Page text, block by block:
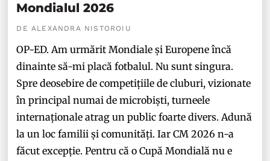
Mondialul 2026
DE ALEXANDRA NISTOROIU
OP-ED. Am urmărit Mondiale și Europene încă
dinainte să-mi placă fotbalul. Nu sunt singura.
Spre deosebire de competițiile de cluburi, vizionate
în principal numai de microbiști, turneele
internaționale atrag un public foarte divers. Adună
la un loc familii și comunități. Iar CM 2026 n-a
făcut excepție. Pentru că o Cupă Mondială nu e